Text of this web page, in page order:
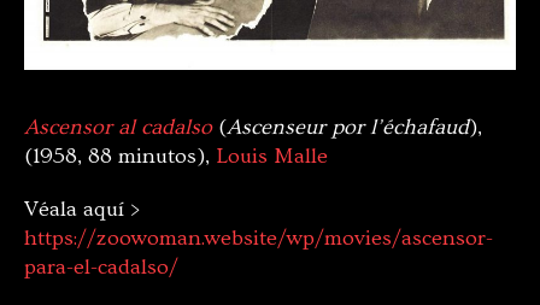
Ascensor al cadalso (Ascenseur por l’échafaud),
(1958, 88 minutos), Louis Malle
Véala aquí >
https://zoowoman.website/wp/movies/ascensor-
para-el-cadalso/